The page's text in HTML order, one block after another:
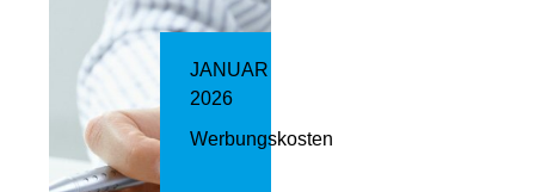
JANUAR
2026
Werbungskosten